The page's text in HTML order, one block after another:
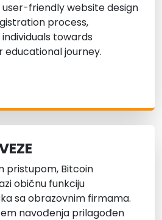
friendly website design
process,
towards
journey.
pristupom, Bitcoin
običnu funkciju
sa obrazovnim firmama.
navođenja prilagođen